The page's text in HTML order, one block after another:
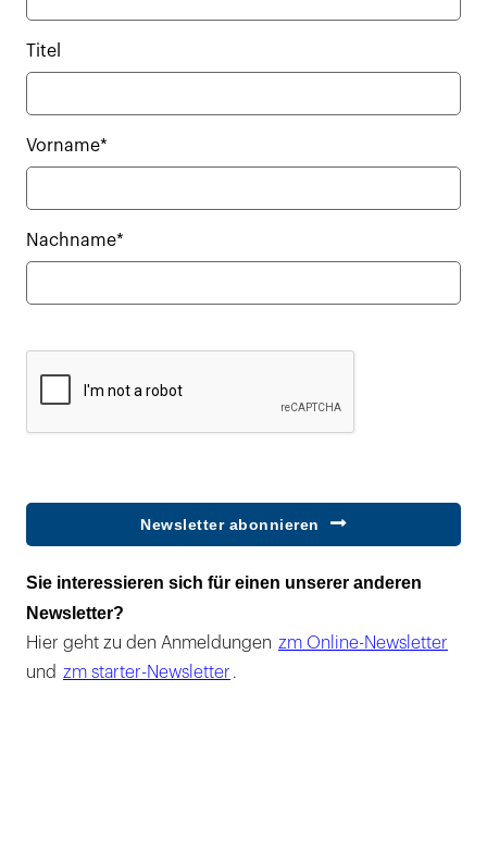
Titel
Vorname*
Nachname*
Newsletter abonnieren
Sie interessieren sich für einen unserer anderen
Newsletter?
Hier geht zu den Anmeldungen zm Online-Newsletter
und zm starter-Newsletter .